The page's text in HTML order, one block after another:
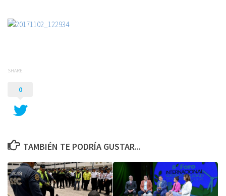
SHARE
0
TAMBIÉN TE PODRÍA GUSTAR...